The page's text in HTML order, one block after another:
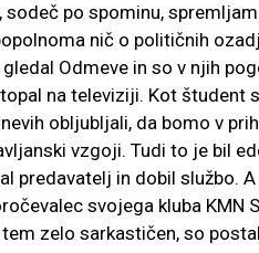
sodeč po spominu,
nič o političnih
Odmeve in so v njih
na televiziji. Kot študent
obljubljali, da bomo v
vzgoji. Tudi to je bil
predavatelj in dobil službo.
svojega kluba KMN
zelo sarkastičen, so